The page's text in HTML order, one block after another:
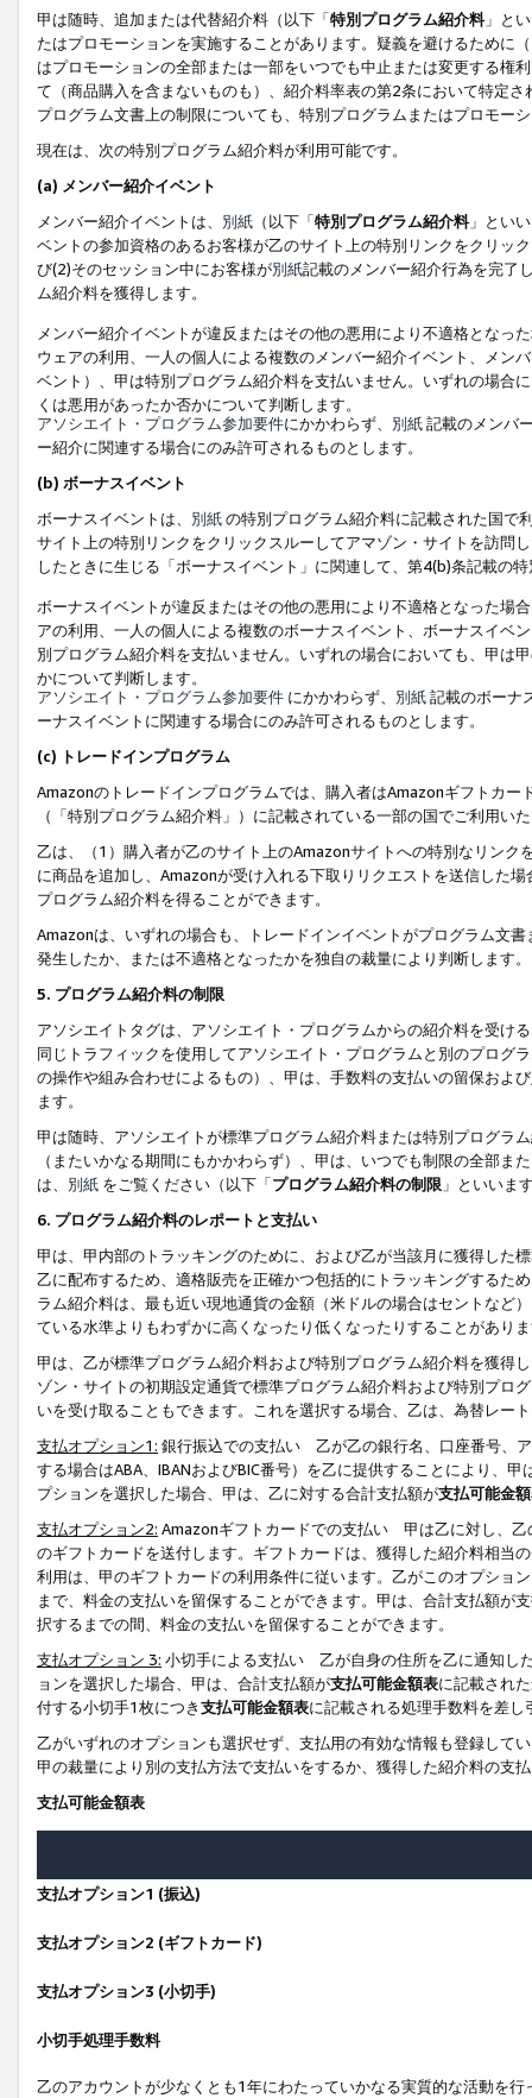
甲は随時、追加または代替紹介料（以下「特別プログラム紹介料」と
たはプロモーションを実施することがあります。疑義を避けるために
はプロモーションの全部または一部をいつでも中止または変更する権
て（商品購入を含まないものも）、紹介料率表の第2条において特定
プログラム文書上の制限についても、特別プログラムまたはプロモー
現在は、次の特別プログラム紹介料が利用可能です。
(a) メンバー紹介イベント
メンバー紹介イベントは、 別紙 （以下「特別プログラム紹介料」とい
ベントの参加資格のあるお客様が乙のサイト上の特別リンクをクリッ
び(2)そのセッション中にお客様が別紙記載のメンバー紹介行為を完了
ム紹介料を獲得します。
メンバー紹介イベントが違反またはその他の悪用により不適格となっ
ウェアの利用、一人の個人による複数のメンバー紹介イベント、メン
ベント）、甲は特別プログラム紹介料を支払いません。いずれの場合
くは悪用があったか否かについて判断します。
アソシエイト・プログラム参加要件にかかわらず、 別紙記載のメンバ
ー紹介に関連する場合にのみ許可されるものとします。
(b) ボーナスイベント
ボーナスイベントは、 別紙の特別プログラム紹介料に記載された国で
サイト上の特別リンクをクリックスルーしてアマゾン・サイトを訪問
したときに生じる「ボーナスイベント」に関連して、第4(b)条記載の
ボーナスイベントが違反またはその他の悪用により不適格となった場
アの利用、一人の個人による複数のボーナスイベント、ボーナスイベ
別プログラム紹介料を支払いません。いずれの場合においても、甲は
かについて判断します。
アソシエイト・プログラム参加要件 にかかわらず、 別紙記載のボーナ
ーナスイベントに関連する場合にのみ許可されるものとします。
(c) トレードインプログラム
Amazonのトレードインプログラムでは、購入者はAmazonギフトカ
（「特別プログラム紹介料」）に記載されている一部の国でご利用い
乙は、（1）購入者が乙のサイト上のAmazonサイトへの特別なリン
に商品を追加し、Amazonが受け入れる下取りリクエストを送信した
プログラム紹介料を得ることができます。
Amazonは、いずれの場合も、トレードインイベントがプログラム文
発生したか、または不適格となったかを独自の裁量により判断します。
5. プログラム紹介料の制限
アソシエイトタグは、アソシエイト・プログラムからの紹介料を受け
同じトラフィックを使用してアソシエイト・プログラムと別のプログ
の操作や組み合わせによるもの）、甲は、手数料の支払いの留保およ
ます。
甲は随時、アソシエイトが標準プログラム紹介料または特別プログラ
（またいかなる期間にもかかわらず）、甲は、いつでも制限の全部
は、 別紙 をご覧ください（以下「プログラム紹介料の制限 」といいま
6. プログラム紹介料のレポートと支払い
甲は、甲内部のトラッキングのために、および乙が当該月に獲得した
乙に配布するため、適格販売を正確かつ包括的にトラッキングするた
ラム紹介料は、最も近い現地通貨の金額（米ドルの場合はセントなど
ている水準よりもわずかに高くなったり低くなったりすることがあり
甲は、乙が標準プログラム紹介料および特別プログラム紹介料を獲得
ゾン・サイトの初期設定通貨で標準プログラム紹介料および特別プロ
いを受け取ることもできます。これを選択する場合、乙は、為替レー
支払オプション1: 銀行振込での支払い 乙が乙の銀行名、口座番号、
する場合はABA、IBANおよびBIC番号）を乙に提供することにより、
プションを選択した場合、甲は、乙に対する合計支払額が支払可能金
支払オプション2: Amazonギフトカードでの支払い 甲は乙に対し、乙
のギフトカードを送付します。ギフトカードは、獲得した紹介料相当
利用は、甲のギフトカードの利用条件に従います。乙がこのオプショ
まで、料金の支払いを留保することができます。甲は、合計支払額が
択するまでの間、料金の支払いを留保することができます。
支払オプション 3: 小切手による支払い 乙が自身の住所を乙に通知し
ョンを選択した場合、甲は、合計支払額が支払可能金額表に記載され
付する小切手1枚につき支払可能金額表に記載される処理手数料を差し
乙がいずれのオプションも選択せず、支払用の有効な情報も登録して
甲の裁量により別の支払方法で支払いをするか、獲得した紹介料の支
支払可能金額表
支払オプション1 (振込)
支払オプション2 (ギフトカード)
支払オプション3 (小切手)
小切手処理手数料
乙のアカウントが少なくとも1年にわたっていかなる実質的な活動を